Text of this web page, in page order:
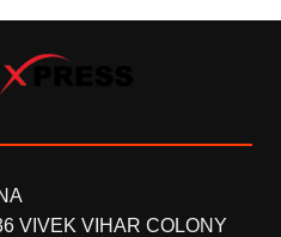
VIVEK VIHAR COLONY